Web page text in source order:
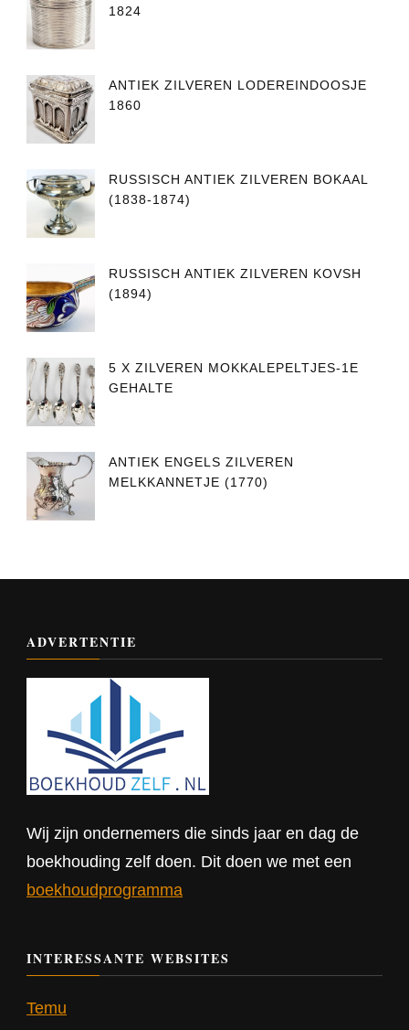
1824
ANTIEK ZILVEREN LODEREINDOOSJE
1860
RUSSISCH ANTIEK ZILVEREN BOKAAL
(1838-1874)
RUSSISCH ANTIEK ZILVEREN KOVSH
(1894)
5 X ZILVEREN MOKKALEPELTJES-1E
GEHALTE
ANTIEK ENGELS ZILVEREN
MELKKANNETJE (1770)
ADVERTENTIE
Wij zijn ondernemers die sinds jaar en dag de
boekhouding zelf doen. Dit doen we met een
boekhoudprogramma
INTERESSANTE WEBSITES
Temu